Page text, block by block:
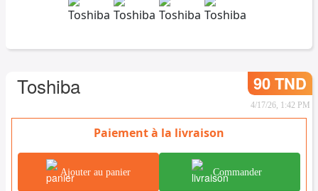
Toshiba 90 TND
4/17/26, 1:42 PM
Paiement à la livraison
Ajouter au panier Commander